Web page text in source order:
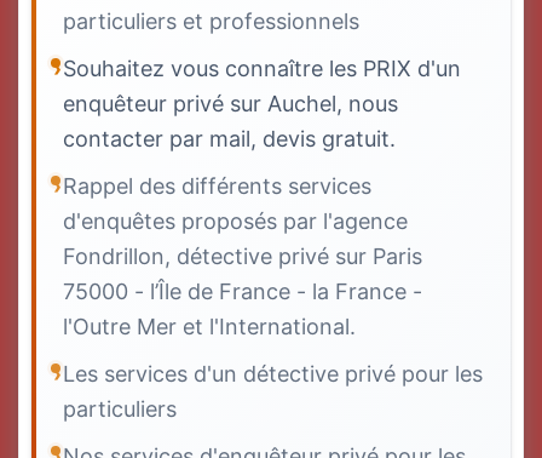
particuliers et professionnels
Souhaitez vous connaître les PRIX d'un
enquêteur privé sur Auchel, nous
contacter par mail, devis gratuit.
Rappel des différents services
d'enquêtes proposés par l'agence
Fondrillon, détective privé sur Paris
75000 - l’Île de France - la France -
l'Outre Mer et l'International.
Les services d'un détective privé pour les
particuliers